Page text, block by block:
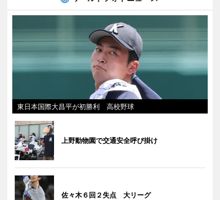
東日本国際大昌平が初勝利 高校野球
上野動物園で交通安全呼び掛け
佐々木６回２失点 大リーグ